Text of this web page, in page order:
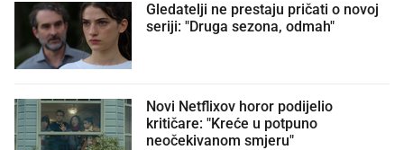
Gledatelji ne prestaju pričati o novoj
seriji: "Druga sezona, odmah"
Novi Netflixov horor podijelio
kritičare: "Kreće u potpuno
neočekivanom smjeru"